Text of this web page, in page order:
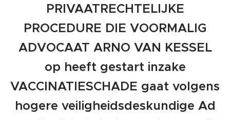
PRIVAATRECHTELIJKE
PROCEDURE DIE VOORMALIG
ADVOCAAT ARNO VAN KESSEL
op heeft gestart inzake
VACCINATIESCHADE gaat volgens
hogere veiligheidsdeskundige Ad